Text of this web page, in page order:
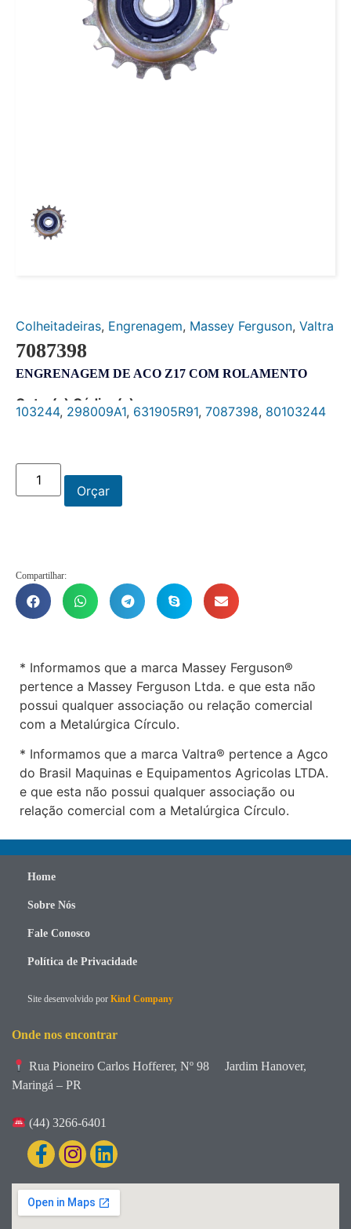
Colheitadeiras, Engrenagem, Massey Ferguson, Valtra
7087398
ENGRENAGEM DE ACO Z17 COM ROLAMENTO
Outro(s) Código(s):
103244, 298009A1, 631905R91, 7087398, 80103244
Orçar
Compartilhar:
* Informamos que a marca Massey Ferguson®
pertence a Massey Ferguson Ltda. e que esta não
possui qualquer associação ou relação comercial
com a Metalúrgica Círculo.
* Informamos que a marca Valtra® pertence a Agco
do Brasil Maquinas e Equipamentos Agricolas LTDA.
e que esta não possui qualquer associação ou
relação comercial com a Metalúrgica Círculo.
Home
Sobre Nós
Fale Conosco
Política de Privacidade
Site desenvolvido por Kind Company
Onde nos encontrar
Rua Pioneiro Carlos Hofferer, Nº 98
Jardim Hanover,
Maringá – PR
(44) 3266-6401